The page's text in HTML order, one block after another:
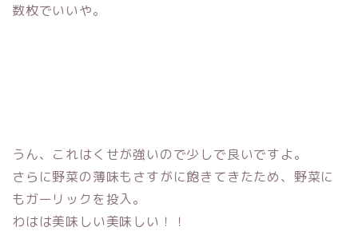
数枚でいいや。
うん、これはくせが強いので少しで良いですよ。
さらに野菜の薄味もさすがに飽きてきたため、野菜に
もガーリックを投入。
わはは美味しい美味しい！！